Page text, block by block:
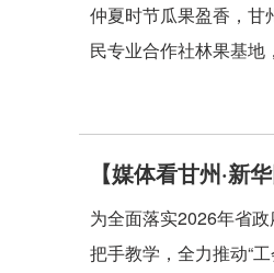
仲夏时节瓜果盈香，甘
民专业合作社林果基地
【媒体看甘州·新
为全面落实2026年省
把手教学，全力推动“工